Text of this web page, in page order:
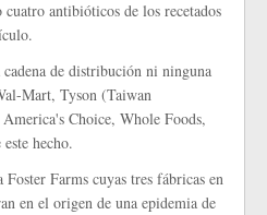
cuatro antibióticos de los recetados
de distribución ni ninguna
Mart, Tyson (Taiwan
Choice, Whole Foods,
hecho.
Foster Farms cuyas tres fábricas en
en el origen de una epidemia de